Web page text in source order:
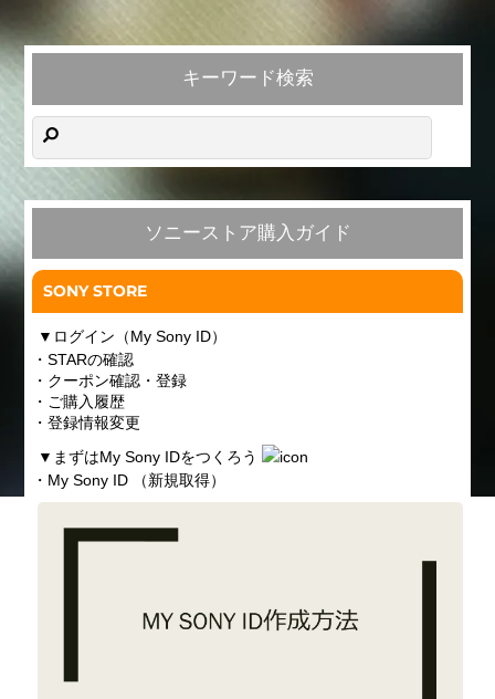
キーワード検索
ソニーストア購入ガイド
SONY STORE
▼ ログイン（My Sony ID）
・STARの確認
・クーポン確認・登録
・ご購入履歴
・登録情報変更
▼ まずはMy Sony IDをつくろう
・My Sony ID （新規取得）